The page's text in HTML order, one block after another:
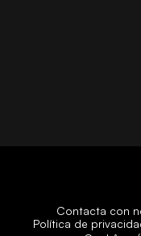
Contacta con
Política de